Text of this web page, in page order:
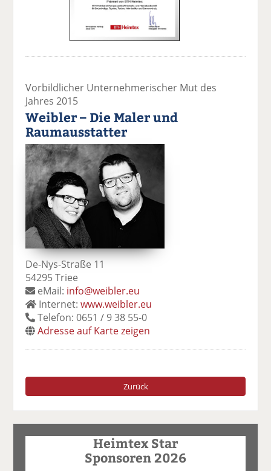
Vorbildlicher Unternehmerischer Mut des
Jahres 2015
Weibler – Die Maler und
Raumausstatter
De-Nys-Straße 11
54295 Triee
eMail: info@weibler.eu
Internet:www.weibler.eu
Telefon: 0651 / 9 38 55-0
Adresse auf Karte zeigen
Zurück